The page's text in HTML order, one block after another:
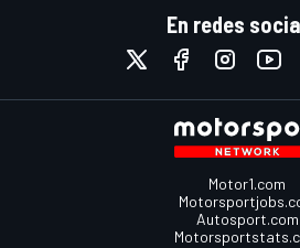
En redes
Motor1.com
Autosport.com